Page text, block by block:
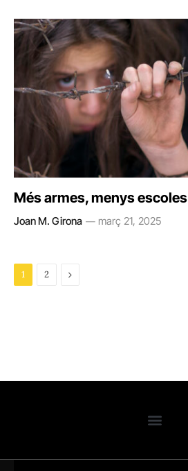
Més armes, menys escoles
Joan M. Girona març 21, 2025
1 2 Next